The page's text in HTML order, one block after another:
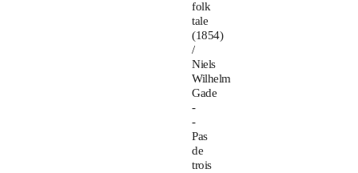
folk
tale
(1854)
/
Niels
Wilhelm
Gade
-
-
Pas
de
trois